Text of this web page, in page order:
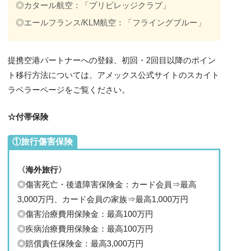
◎カタール航空：「プリビレッジクラブ」
◎エールフランス/KLM航空：「フライングブルー」
提携空港パートナーへの登録、初回・2回目以降のポイン
ト移行方法については、アメックス公式サイトのスカイト
ラベラーページをご覧ください。
☆付帯保険
①旅行傷害保険
〈海外旅行〉
◎傷害死亡・後遺障害保険金：カード会員⇒最高
3,000万円、カード会員の家族⇒最高1,000万円
◎傷害治療費用保険金：最高100万円
◎疾病治療費用保険金：最高100万円
◎賠償責任保険金：最高3,000万円